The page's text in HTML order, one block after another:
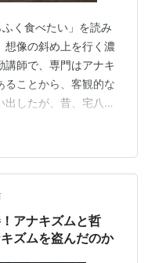
く食べたい」を読み
想像の斜め上を行く濃
講師で、専門はアナキ
ることから、客観的な
したが、昔、宅八郎
動をしていたので、
の先生となるとちょ
、自分の３０年以上の
されているようで、
深めるために頑張っ
方の…
アナキズムと哲
ズムを盗んだのか